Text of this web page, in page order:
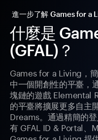
什麼是
(GFAL)？
Games for a Living，
中一個開創性的平臺，
塊鏈的遊戲 Elemental
的平臺將擴展更多自主
Dreams。通過精簡的
有 GFAL ID & Portal、
進一步了解 Games for a